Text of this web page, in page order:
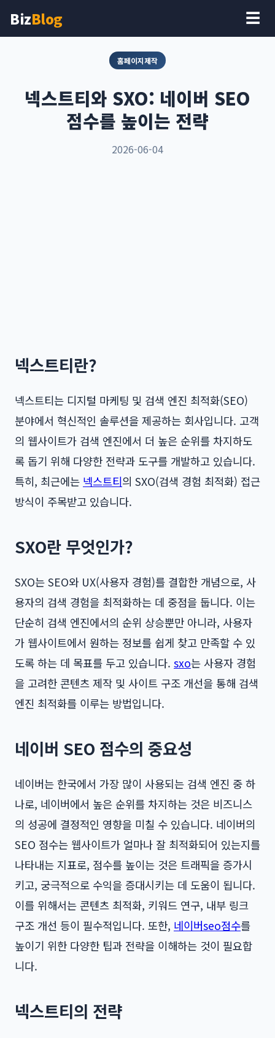
BizBlog ☰
홈페이지제작
넥스트티와 SXO: 네이버 SEO
점수를 높이는 전략
2026-06-04
넥스트티란?
넥스트티는 디지털 마케팅 및 검색 엔진 최적화(SEO)
분야에서 혁신적인 솔루션을 제공하는 회사입니다. 고객
의 웹사이트가 검색 엔진에서 더 높은 순위를 차지하도
록 돕기 위해 다양한 전략과 도구를 개발하고 있습니다.
특히, 최근에는 넥스트티의 SXO(검색 경험 최적화) 접근
방식이 주목받고 있습니다.
SXO란 무엇인가?
SXO는 SEO와 UX(사용자 경험)를 결합한 개념으로, 사
용자의 검색 경험을 최적화하는 데 중점을 둡니다. 이는
단순히 검색 엔진에서의 순위 상승뿐만 아니라, 사용자
가 웹사이트에서 원하는 정보를 쉽게 찾고 만족할 수 있
도록 하는 데 목표를 두고 있습니다. sxo는 사용자 경험
을 고려한 콘텐츠 제작 및 사이트 구조 개선을 통해 검색
엔진 최적화를 이루는 방법입니다.
네이버 SEO 점수의 중요성
네이버는 한국에서 가장 많이 사용되는 검색 엔진 중 하
나로, 네이버에서 높은 순위를 차지하는 것은 비즈니스
의 성공에 결정적인 영향을 미칠 수 있습니다. 네이버의
SEO 점수는 웹사이트가 얼마나 잘 최적화되어 있는지를
나타내는 지표로, 점수를 높이는 것은 트래픽을 증가시
키고, 궁극적으로 수익을 증대시키는 데 도움이 됩니다.
이를 위해서는 콘텐츠 최적화, 키워드 연구, 내부 링크
구조 개선 등이 필수적입니다. 또한, 네이버seo점수를
높이기 위한 다양한 팁과 전략을 이해하는 것이 필요합
니다.
넥스트티의 전략